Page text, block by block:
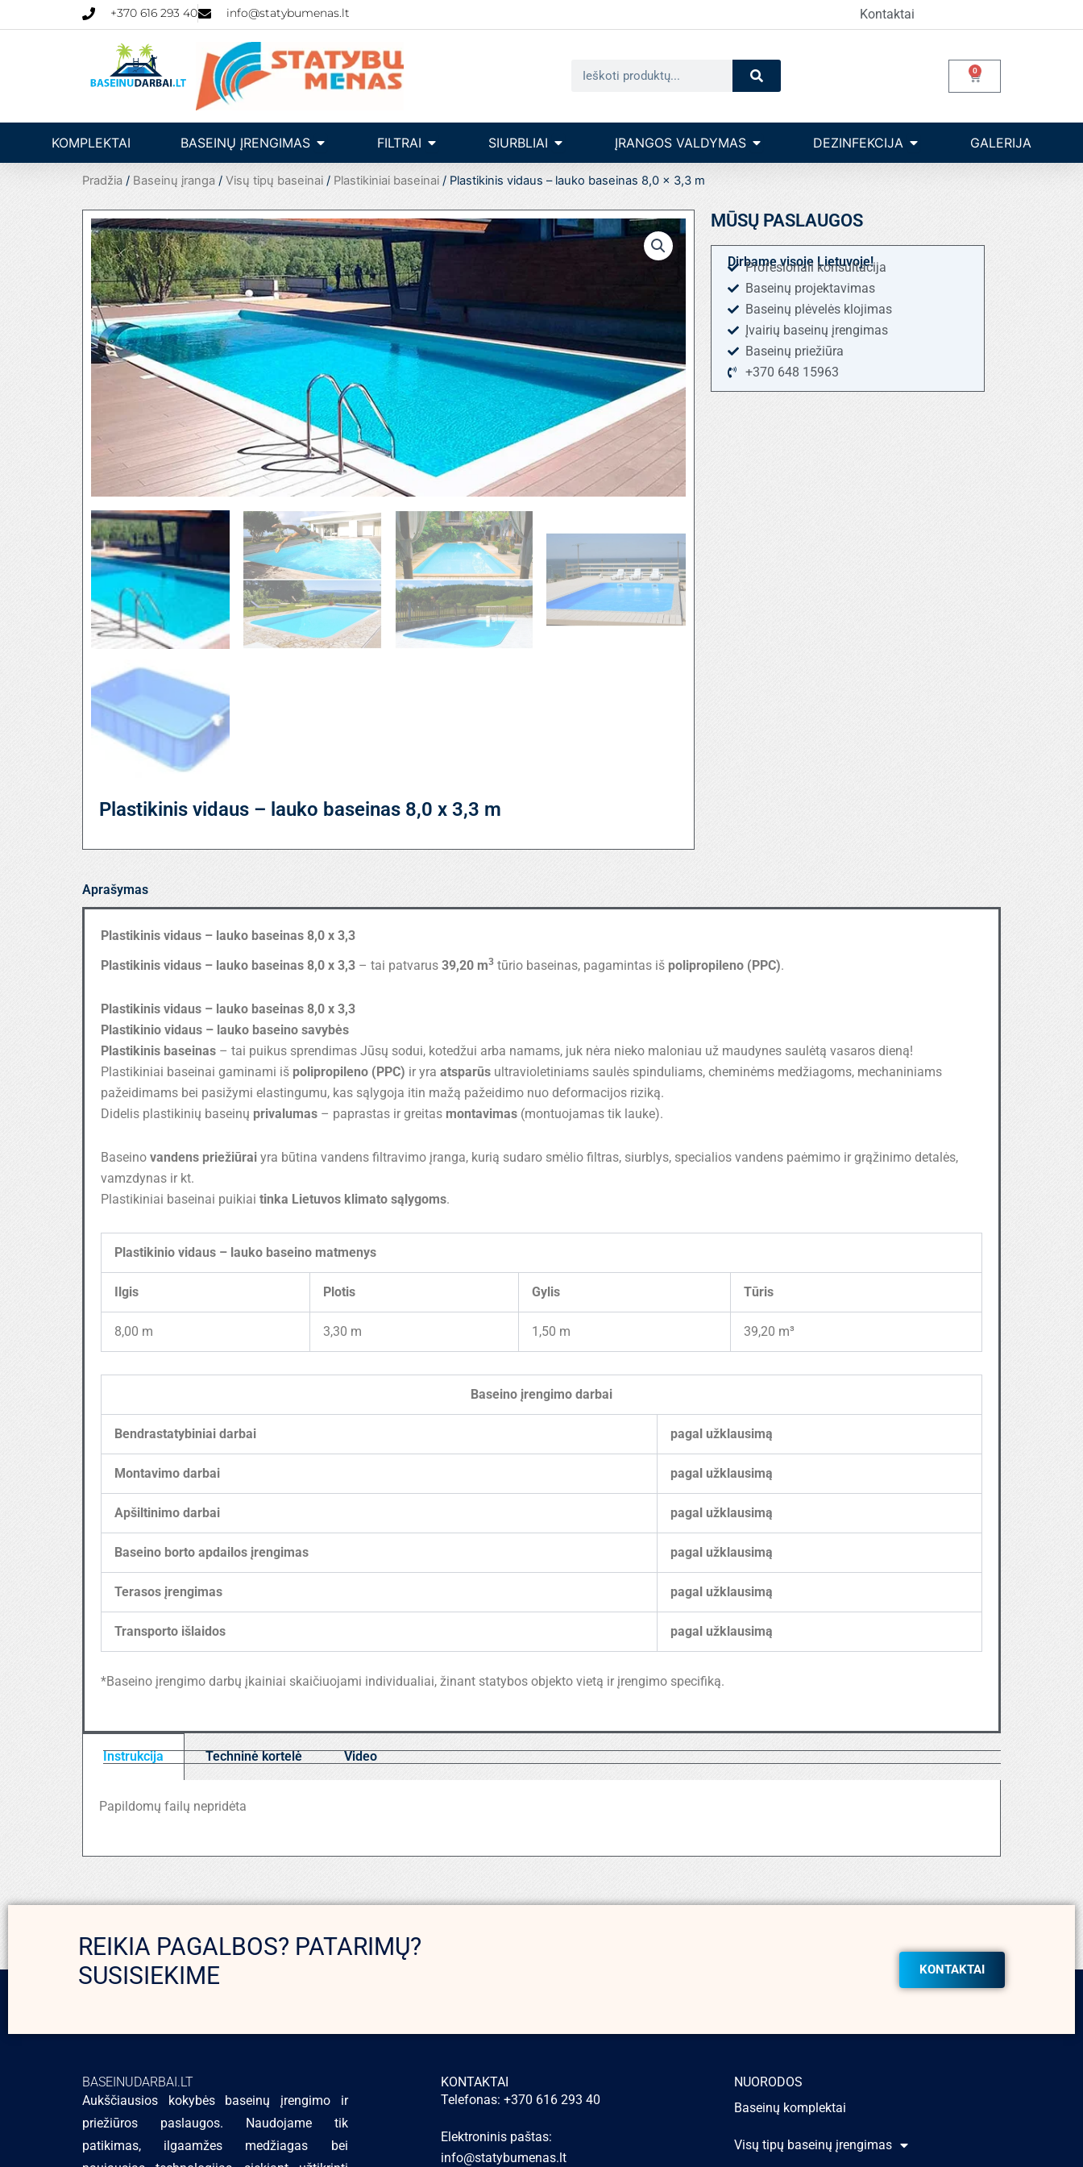
prie
+370 616 293 40 info@statybumenas.lt Kontaktai
Search 0
Cart
KOMPLEKTAI BASEINŲ ĮRENGIMAS Open Baseinų įrengimas
FILTRAI Open filtraiSIURBLIAI Open siurbliaiĮRANGOS VALDYMAS Open Įrangos valdymas
DEZINFEKCIJA Open dezinfekcija
GALERIJA
Pradžia / Baseinų įranga / Visų tipų baseinai / Plastikiniai baseinai / Plastikinis vidaus – lauko baseinas 8,0 x 3,3 m
Plastikinis vidaus – lauko baseinas 8,0 x 3,3 m
MŪSŲ PASLAUGOS
Dirbame visoje Lietuvoje!
Profesionali konsultacija
Baseinų projektavimas
Baseinų plėvelės klojimas
Įvairių baseinų įrengimas
Baseinų priežiūra
+370 648 15963
Aprašymas
Plastikinis vidaus – lauko baseinas 8,0 x 3,3
Plastikinis vidaus – lauko baseinas 8,0 x 3,3 – tai patvarus 39,20 m3 tūrio baseinas, pagamintas iš polipropileno (PPC).
Plastikinis vidaus – lauko baseinas 8,0 x 3,3
Plastikinio vidaus – lauko baseino savybės
Plastikinis baseinas – tai puikus sprendimas Jūsų sodui, kotedžui arba namams, juk nėra nieko maloniau už maudynes saulėtą vasaros dieną!
Plastikiniai baseinai gaminami iš polipropileno (PPC) ir yra atsparūs ultravioletiniams saulės spinduliams, cheminėms medžiagoms, mechaniniams
pažeidimams bei pasižymi elastingumu, kas sąlygoja itin mažą pažeidimo nuo deformacijos riziką.
Didelis plastikinių baseinų privalumas – paprastas ir greitas montavimas (montuojamas tik lauke).
Baseino vandens priežiūrai yra būtina vandens filtravimo įranga, kurią sudaro smėlio filtras, siurblys, specialios vandens paėmimo ir grąžinimo detalės,
vamzdynas ir kt.
Plastikiniai baseinai puikiai tinka Lietuvos klimato sąlygoms.
Plastikinio vidaus – lauko baseino matmenys
Ilgis Plotis Gylis Tūris
8,00 m 3,30 m 1,50 m 39,20 m³
Baseino įrengimo darbai
Bendrastatybiniai darbai pagal užklausimą
Montavimo darbai pagal užklausimą
Apšiltinimo darbai pagal užklausimą
Baseino borto apdailos įrengimas pagal užklausimą
Terasos įrengimas pagal užklausimą
Transporto išlaidos pagal užklausimą
*Baseino įrengimo darbų įkainiai skaičiuojami individualiai, žinant statybos objekto vietą ir įrengimo specifiką.
Instrukcija Techninė kortelė Video
Papildomų failų nepridėta
REIKIA PAGALBOS? PATARIMŲ?
SUSISIEKIME
KONTAKTAI
BASEINUDARBAI.LT
Aukščiausios kokybės baseinų įrengimo ir
priežiūros paslaugos. Naudojame tik
patikimas, ilgaamžes medžiagas bei
KONTAKTAI
Telefonas: +370 616 293 40
Elektroninis paštas:
info@statybumenas.lt
NUORODOS
Baseinų komplektai
Visų tipų baseinų įrengimas